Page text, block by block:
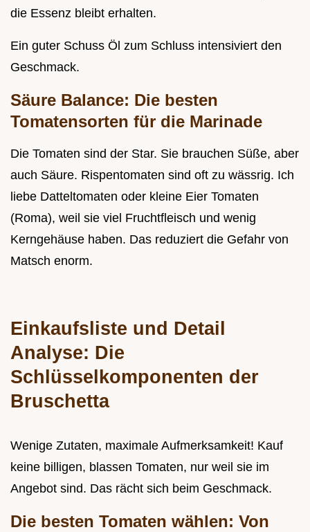
die Essenz bleibt erhalten.
Ein guter Schuss Öl zum Schluss intensiviert den
Geschmack.
Säure Balance: Die besten
Tomatensorten für die Marinade
Die Tomaten sind der Star. Sie brauchen Süße, aber
auch Säure. Rispentomaten sind oft zu wässrig. Ich
liebe Datteltomaten oder kleine Eier Tomaten
(Roma), weil sie viel Fruchtfleisch und wenig
Kerngehäuse haben. Das reduziert die Gefahr von
Matsch enorm.
Einkaufsliste und Detail
Analyse: Die
Schlüsselkomponenten der
Bruschetta
Wenige Zutaten, maximale Aufmerksamkeit! Kauf
keine billigen, blassen Tomaten, nur weil sie im
Angebot sind. Das rächt sich beim Geschmack.
Die besten Tomaten wählen: Von